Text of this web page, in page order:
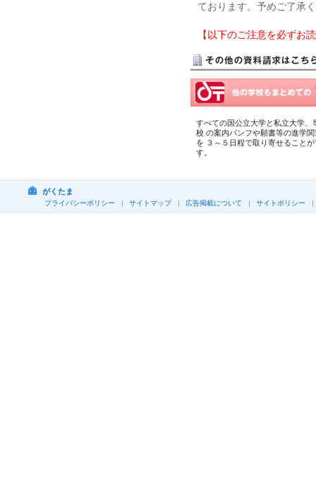
すべての国公立大学と私立大学、
校 の案内パンフや願書等の進学
を ３～５日程で取り寄せること
す。
がくたま
プライバシーポリシー サイトマップ 広告掲載について サイトポリシー